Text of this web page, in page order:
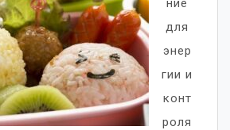
ние
для
энер
гии и
конт
роля